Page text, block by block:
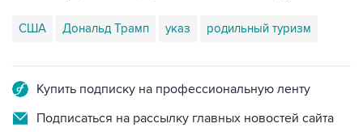
США Дональд Трамп указ родильный туризм
Купить подписку на профессиональную ленту
Подписаться на рассылку главных новостей сайта